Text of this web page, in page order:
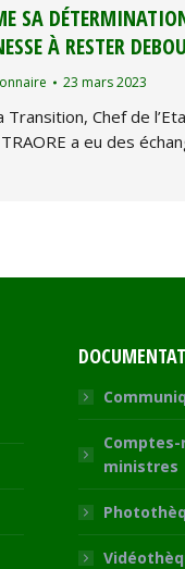
SA
À RESTER
23 mars 2023
Chef de
a eu des
Comptes-
ministres